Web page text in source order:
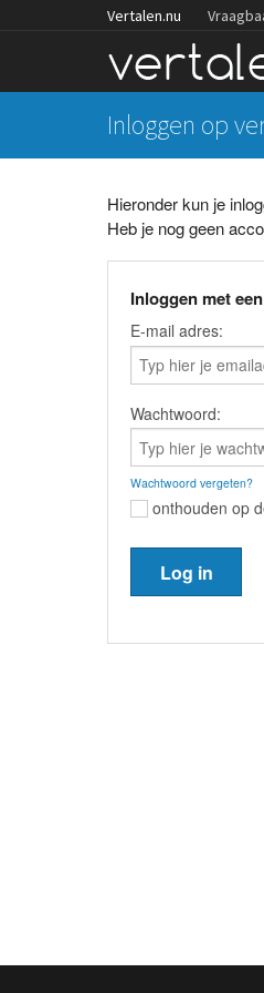
Vertalen.nu
Inloggen op
Hieronder kun je
Heb je nog geen
Inloggen met
E-mail adres:
Wachtwoord:
Wachtwoord vergeten?
onthouden op